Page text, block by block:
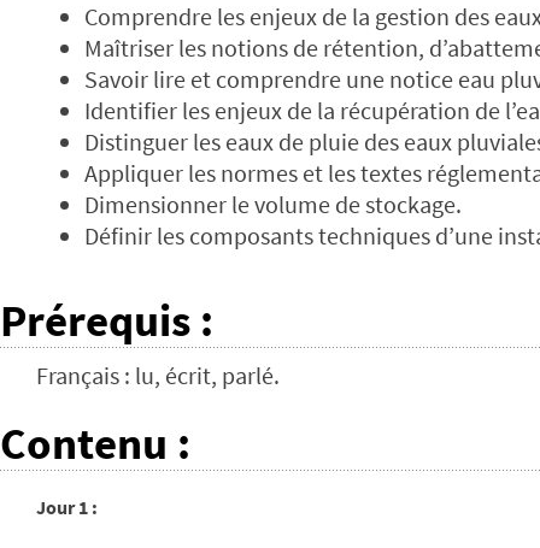
Comprendre les enjeux de la gestion des
Maîtriser les notions de rétention,
Savoir lire et comprendre une notice eau
Identifier les enjeux de la récupération de
Distinguer les eaux de pluie des eaux
Appliquer les normes et les textes
Dimensionner le volume de stockage.
Définir les composants techniques d’une
Prérequis :
Français : lu, écrit, parlé.
Contenu :
Jour 1 :